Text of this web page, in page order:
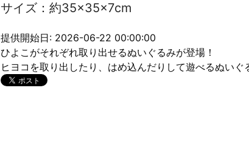
サイズ：約35×35×7cm
提供開始日: 2026-06-22 00:00:00
ひよこがそれぞれ取り出せるぬいぐるみが登場！
ヒヨコを取り出したり、はめ込んだりして遊べるぬいぐ